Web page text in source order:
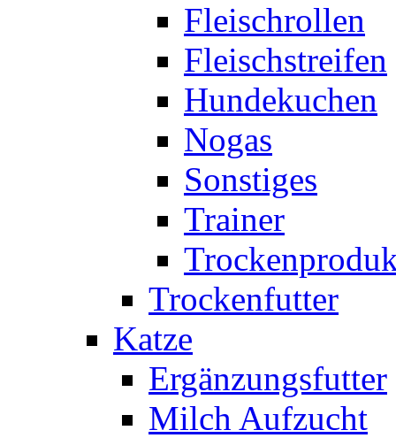
Fleischrollen
Fleischstreifen
Hundekuchen
Nogas
Sonstiges
Trainer
Trockenfutter
Katze
Ergänzungsfutter
Milch Aufzucht